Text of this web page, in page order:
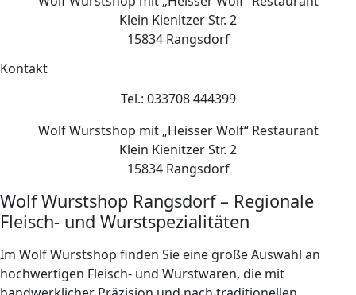
Klein Kienitzer Str. 2
15834 Rangsdorf
Kontakt
Tel.: 033708 444399
Wolf Wurstshop mit „Heisser Wolf“ Restaurant
Klein Kienitzer Str. 2
15834 Rangsdorf
Wolf Wurstshop Rangsdorf – Regionale
Fleisch- und Wurstspezialitäten
Im Wolf Wurstshop finden Sie eine große Auswahl an
hochwertigen Fleisch- und Wurstwaren, die mit